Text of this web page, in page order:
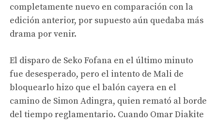
completamente nuevo en comparación con la
edición anterior, por supuesto aún quedaba más
drama por venir.
El disparo de Seko Fofana en el último minuto
fue desesperado, pero el intento de Mali de
bloquearlo hizo que el balón cayera en el
camino de Simon Adingra, quien remató al borde
del tiempo reglamentario. Cuando Omar Diakite